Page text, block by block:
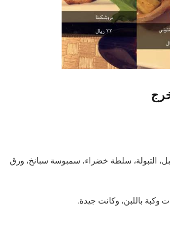
التبولة، سلطة خضراء، سمبوسة سبانخ، ورق